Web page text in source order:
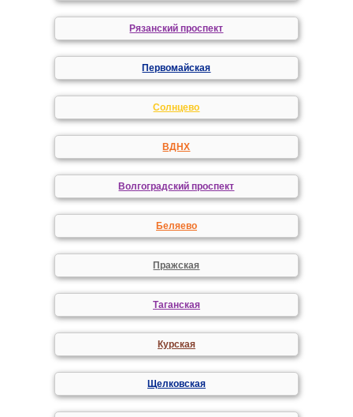
Рязанский проспект
Первомайская
Солнцево
ВДНХ
Волгоградский проспект
Беляево
Пражская
Таганская
Курская
Щелковская